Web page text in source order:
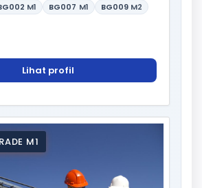
M1 BG007 M1 BG009 M2
Lihat profil
M1